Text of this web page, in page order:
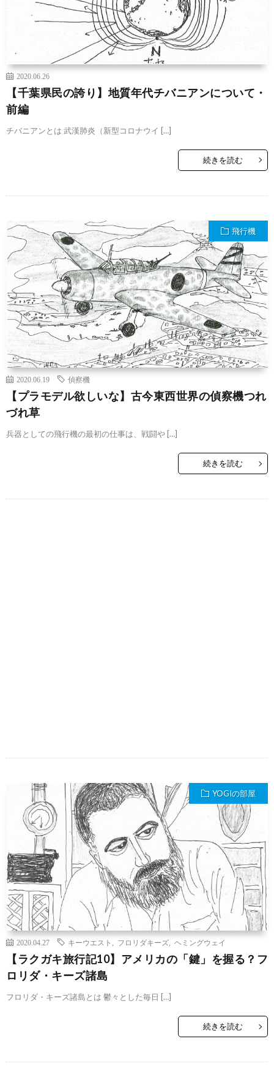
2020.06.26
【千葉県民の誇り】地質年代チバニアンについて・
前編
チバニアンとは 武漢肺炎（新型コロナウイ […]
続きを読む
飛行機
2020.06.19 偵察機
【プラモデル欲しいな】古今東西世界の偵察機つれ
づれ草
兵器としての飛行機の最初の仕事は、戦闘や […]
続きを読む
YOGIの部屋
2020.04.27 キーウエスト フロリダキーズ ヘミングウェイ
【ラクガキ旅行記10】アメリカの「鍵」を握る？フ
ロリダ・キーズ諸島
フロリダ・キーズ諸島とは 鬱々とした毎日 […]
続きを読む